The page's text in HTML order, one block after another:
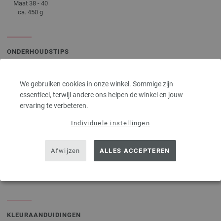
We gebruiken cookies in onze winkel. Sommige zijn
essentieel, terwijl andere ons helpen de winkel en jouw
ervaring te verbeteren.
Individuele instellingen
Afwijzen ALLES ACCEPTEREN
Maat 38 - 40
ca. 450 g
ONDERHOUDSTIPS
Drogen niet
toegestaan
in wasdroger
Plat drogen Niet bleken
Strijken met
KLEURAANDUIDINGEN